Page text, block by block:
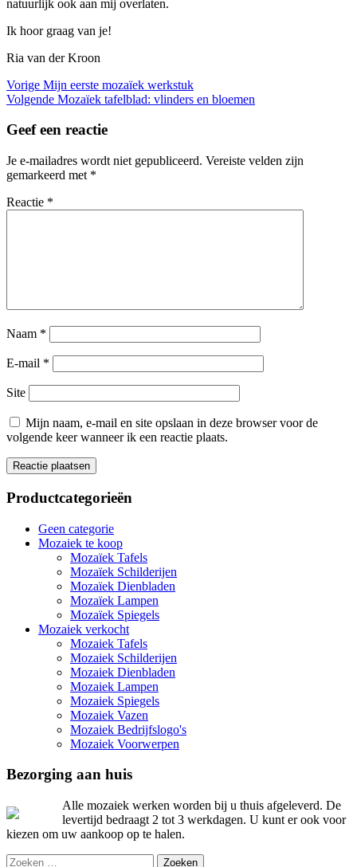
natuurlijk ook aan mij overlaten.
Ik hoor graag van je!
Ria van der Kroon
Bericht
navigatie
Vorig
bericht
Vorige Mijn eerste mozaïek werkstuk
Volgend
Volgende Mozaïek tafelblad: vlinders en bloemen
Geef een reactie
Je e-mailadres wordt niet gepubliceerd. Vereiste velden zijn
gemarkeerd met *
Reactie *
Naam *
E-mail *
Site
Mijn naam, e-mail en site opslaan in deze browser voor de
volgende keer wanneer ik een reactie plaats.
Productcategorieën
Geen categorie
Mozaiek te koop
Mozaïek Tafels
Mozaïek Schilderijen
Mozaïek Dienbladen
Mozaïek Lampen
Mozaïek Spiegels
Mozaiek verkocht
Mozaiek Tafels
Mozaiek Schilderijen
Mozaiek Dienbladen
Mozaiek Lampen
Mozaiek Spiegels
Mozaiek Vazen
Mozaiek Bedrijfslogo's
Mozaiek Voorwerpen
Bezorging aan huis
Alle mozaiek werken worden bij u thuis afgeleverd. De
levertijd bedraagt 2 tot 3 werkdagen. U kunt er ook voor
kiezen om uw aankoop op te halen.
Zoeken